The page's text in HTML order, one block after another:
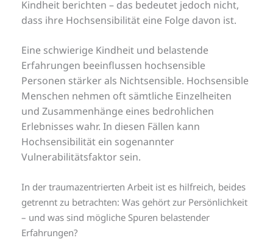
Kindheit berichten – das bedeutet jedoch nicht,
dass ihre Hochsensibilität eine Folge davon ist.
Eine schwierige Kindheit und belastende
Erfahrungen beeinflussen hochsensible
Personen stärker als Nichtsensible. Hochsensible
Menschen nehmen oft sämtliche Einzelheiten
und Zusammenhänge eines bedrohlichen
Erlebnisses wahr. In diesen Fällen kann
Hochsensibilität ein sogenannter
Vulnerabilitätsfaktor sein.
In der traumazentrierten Arbeit ist es hilfreich, beides
getrennt zu betrachten: Was gehört zur Persönlichkeit
– und was sind mögliche Spuren belastender
Erfahrungen?